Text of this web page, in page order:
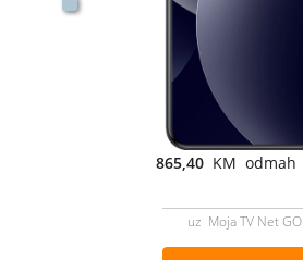
865,40 KM odmah
uz Moja TV Net GO